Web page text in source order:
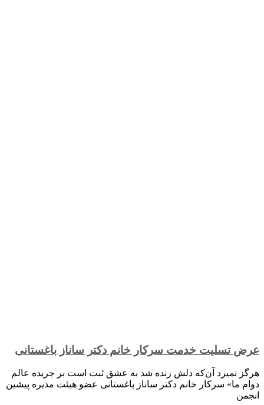
عرض تسلیت خدمت سرکار خانم دکتر ساناز باغستانی
هرگز نمیرد آن‌که دلش زنده شد به عشق ثبت است بر جریده عالم
دوام ما» سرکار خانم دکتر ساناز باغستانی عضو هیئت مدیره پیشین
انجمن